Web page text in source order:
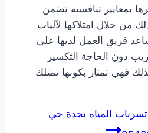
بمعايير تنافسية تضمن
من خلال امتلاكها لآليات
فريق العمل لديها على
دون الحاجة التكسير
فهي تمتاز بكونها تمتلك
المياه بجدة حي